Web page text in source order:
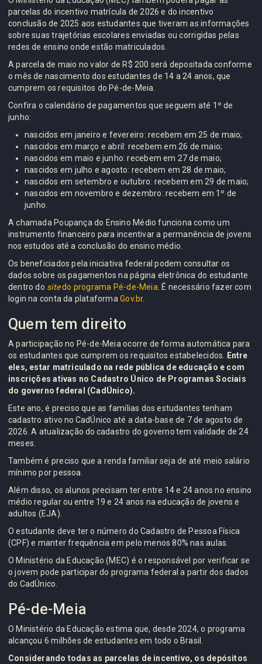
parcelas do incentivo matrícula de 2026 e do incentivo
conclusão de 2025 aos estudantes que tiveram as informações
sobre suas trajetórias escolares enviadas ou corrigidas pelas
redes de ensino onde estão matriculados.
A parcela de maio no valor de R$ 200 será depositada conforme
o mês de nascimento dos estudantes de 14 a 24 anos, que
cumprem os requisitos do Pé-de-Meia.
Confira o calendário de pagamentos que seguem até 1º de
junho:
nascidos em janeiro e fevereiro: recebem em 25 de maio;
nascidos em março e abril: recebem em 26 de maio;
nascidos em maio e junho: recebem em 27 de maio;
nascidos em julho e agosto: recebem em 28 de maio;
nascidos em setembro e outubro: recebem em 29 de maio;
nascidos em novembro e dezembro: recebem em 1º de
junho.
A chamada Poupança do Ensino Médio funciona como um
instrumento financeiro para incentivar a permanência de jovens
nos estudos até a conclusão do ensino médio.
Os beneficiados pela iniciativa federal podem consultar os
dados sobre os pagamentos na página eletrônica do estudante
dentro do sitedo programa Pé-de-Meia . É necessário fazer com
login na conta da plataformaGov.br.
Quem tem direito
A participação no Pé-de-Meia ocorre de forma automática para
os estudantes que cumprem os requisitos estabelecidos.
Entre
eles, estar matriculado na rede pública de educação e com
inscrições ativas no Cadastro Único de Programas Sociais
do governo federal (CadÚnico).
Este ano, é preciso que as famílias dos estudantes tenham
cadastro ativo no CadÚnico até a data-base de 7 de agosto de
2026. A atualização do cadastro do governo tem validade de 24
meses.
Também é preciso que a renda familiar seja de até meio salário
mínimo por pessoa.
Além disso, os alunos precisam ter entre 14 e 24 anos no ensino
médio regular ou entre 19 e 24 anos na educação de jovens e
adultos (EJA).
O estudante deve ter o número do Cadastro de Pessoa Física
(CPF) e manter frequência em pelo menos 80% nas aulas.
O Ministério da Educação (MEC) é o responsável por verificar se
o jovem pode participar do programa federal a partir dos dados
do CadÚnico.
Pé-de-Meia
O Ministério da Educação estima que, desde 2024, o programa
alcançou 6 milhões de estudantes em todo o Brasil.
Considerando todas as parcelas de incentivo, os depósitos